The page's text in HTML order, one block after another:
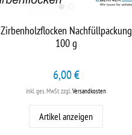
Zirbenholzflocken Nachfüllpackung
100 g
6,00 €
inkl. ges. MwSt. zzgl.Versandkosten
Artikel anzeigen